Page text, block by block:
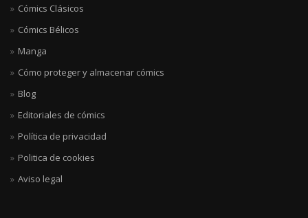
Cómics Clásicos
Cómics Bélicos
Manga
Cómo proteger y almacenar cómics
Blog
Editoriales de cómics
Política de privacidad
Politica de cookies
Aviso legal